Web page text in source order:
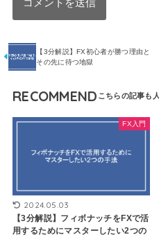
【3分解説】FX初心者が勝つ理由と
その先に待つ地獄
RECOMMEND
FX入門
2024.05.03
【3分解説】フィボナッチをFXで活
用するためにマスターしたい2つの